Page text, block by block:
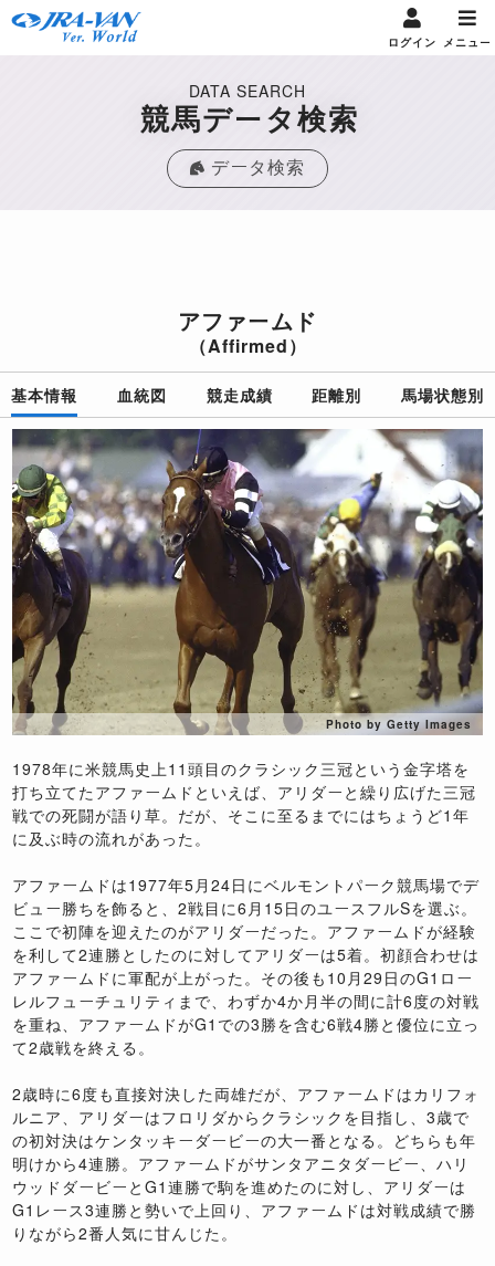
ログイン メニュー
DATA SEARCH
競馬データ検索
データ検索
アファームド
（Affirmed）
基本情報 血統図 競走成績 距離別 馬場状態別
Photo by Getty Images
1978年に米競馬史上11頭目のクラシック三冠という金字塔を
打ち立てたアファームドといえば、アリダーと繰り広げた三冠
戦での死闘が語り草。だが、そこに至るまでにはちょうど1年
に及ぶ時の流れがあった。
アファームドは1977年5月24日にベルモントパーク競馬場でデ
ビュー勝ちを飾ると、2戦目に6月15日のユースフルSを選ぶ。
ここで初陣を迎えたのがアリダーだった。アファームドが経験
を利して2連勝としたのに対してアリダーは5着。初顔合わせは
アファームドに軍配が上がった。その後も10月29日のG1ロー
レルフューチュリティまで、わずか4か月半の間に計6度の対戦
を重ね、アファームドがG1での3勝を含む6戦4勝と優位に立っ
て2歳戦を終える。
2歳時に6度も直接対決した両雄だが、アファームドはカリフォ
ルニア、アリダーはフロリダからクラシックを目指し、3歳で
の初対決はケンタッキーダービーの大一番となる。どちらも年
明けから4連勝。アファームドがサンタアニタダービー、ハリ
ウッドダービーとG1連勝で駒を進めたのに対し、アリダーは
G1レース3連勝と勢いで上回り、アファームドは対戦成績で勝
りながら2番人気に甘んじた。